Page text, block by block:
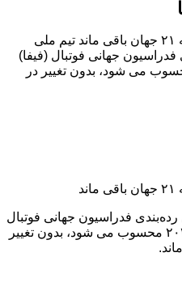
تازه ترین رنکینگ فیفاایران در رتبه ۲۱ جهان باقی ماند تیم ملی
فدراسیون جهانی فوتبال (فیفا)
رده بندی سال ۲۰۲۱ محسوب می شود، بدون تغییر در
رده‌بندی فدراسیون جهانی فوتبال
(فیفا) که آخرین رده بندی سال ۲۰۲۱ محسوب می شود، بدون تغییر